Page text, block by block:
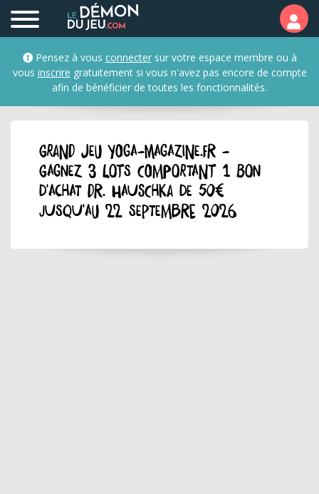
Pensez à vous connectersur votre espace membre ou à
vous inscrire gratuitement si vous n'avez pas encore de compte
afin de bénéficier de toutes les fonctionnalités.
GRAND JEU yoga-magazine.fr -
Gagnez 3 lots comportant 1 bon
d'achat Dr. Hauschka de 50€
jusqu'au 22 septembre 2026